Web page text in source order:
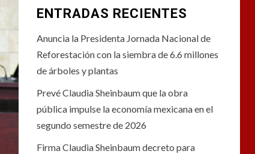
ENTRADAS RECIENTES
Anuncia la Presidenta Jornada Nacional de
Reforestación con la siembra de 6.6 millones
de árboles y plantas
Prevé Claudia Sheinbaum que la obra
pública impulse la economía mexicana en el
segundo semestre de 2026
Firma Claudia Sheinbaum decreto para